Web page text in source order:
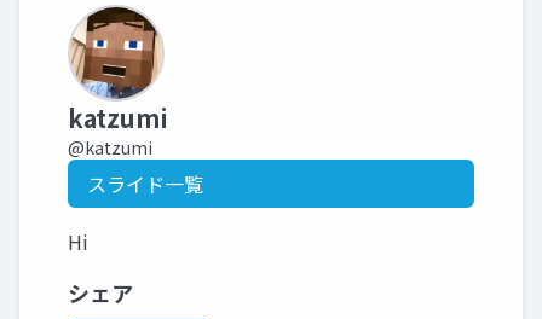
katzumi
@katzumi
スライド一覧
Hi
シェア